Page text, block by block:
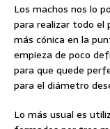
Los machos nos lo
para realizar todo el
más cónica en la
empieza de poco
para que quede
para el diámetro
Lo más usual es